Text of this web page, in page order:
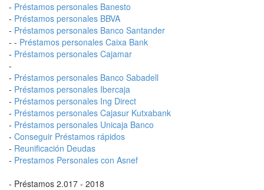
- Préstamos personales Banesto
- Préstamos personales BBVA
- Préstamos personales Banco Santander
- - Préstamos personales Caixa Bank
- Préstamos personales Cajamar
-
- Préstamos personales Banco Sabadell
- Préstamos personales Ibercaja
- Préstamos personales Ing Direct
- Préstamos personales Cajasur Kutxabank
- Préstamos personales Unicaja Banco
- Conseguir Préstamos rápidos
- Reunificación Deudas
- Prestamos Personales con Asnef
- Préstamos 2.017 - 2018